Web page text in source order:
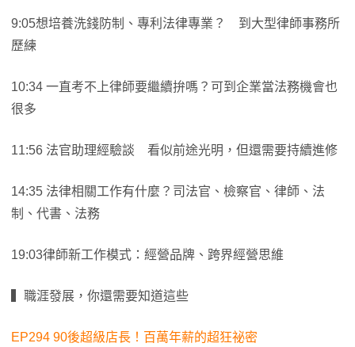
9:05想培養洗錢防制、專利法律專業？ 到大型律師事務所
歷練
10:34 一直考不上律師要繼續拚嗎？可到企業當法務機會也
很多
11:56 法官助理經驗談 看似前途光明，但還需要持續進修
14:35 法律相關工作有什麼？司法官、檢察官、律師、法
制、代書、法務
19:03律師新工作模式：經營品牌、跨界經營思維
▍職涯發展，你還需要知道這些
EP294 90後超級店長！百萬年薪的超狂祕密